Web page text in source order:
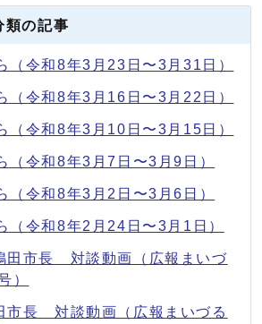
類の記事
（令和8年3月23日〜3月31日）
（令和8年3月16日〜3月22日）
（令和8年3月10日〜3月15日）
（令和8年3月7日〜3月9日）
（令和8年3月2日〜3月6日）
（令和8年2月24日〜3月1日）
田市長 対談動画（広報まいづ
）
市長 対談動画（広報まいづる